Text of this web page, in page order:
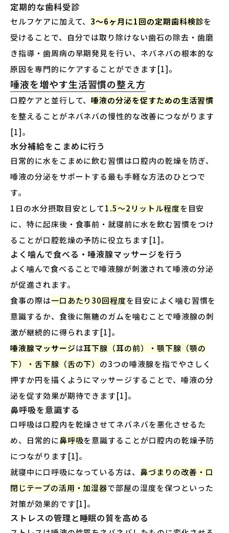
定期的な歯科受診
セルフケアに加えて、3〜6ヶ月に1回の定期歯科検診を
受けることで、自分では取り除けない歯石の除去・歯磨
き指導・歯周病の早期発見を行い、ネバネバの根本的な
原因を専門的にケアすることができます[1]。
唾液を増やす生活習慣の整え方
口腔ケアと並行して、唾液の分泌を促すための生活習慣
を整えることがネバネバの慢性的な改善につながります
[1]。
水分補給をこまめに行う
日常的に水をこまめに飲む習慣は口腔内の乾燥を防ぎ、
唾液の分泌をサポートする最も手軽な方法のひとつで
す。
1日の水分摂取目安として1.5〜2リットル程度を目安
に、特に起床後・食事前・就寝前に水を飲む習慣をつけ
ることが口腔乾燥の予防に役立ちます[1]。
よく噛んで食べる・唾液腺マッサージを行う
よく噛んで食べることで唾液腺が刺激されて唾液の分泌
が促進されます。
食事の際は一口あたり30回程度を目安によく噛む習慣を
意識するか、食後に無糖のガムを噛むことで唾液腺の刺
激が継続的に得られます[1]。
唾液腺マッサージは耳下腺（耳の前）・顎下腺（顎の
下）・舌下腺（舌の下） の3つの唾液腺を指でやさしく
押すか円を描くようにマッサージすることで、唾液の分
泌を促す効果が期待できます[1]。
鼻呼吸を意識する
口呼吸は口腔内を乾燥させてネバネバを悪化させるた
め、日常的に鼻呼吸を意識することが口腔内の乾燥予防
につながります[1]。
就寝中に口呼吸になっている方は、 鼻づまりの改善・口
閉じテープの活用・加湿器で部屋の湿度を保つといった
対策が効果的です[1]。
ストレスの管理と睡眠の質を高める